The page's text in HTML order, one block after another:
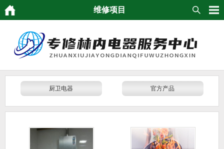
维修项目
厨卫电器 官方产品